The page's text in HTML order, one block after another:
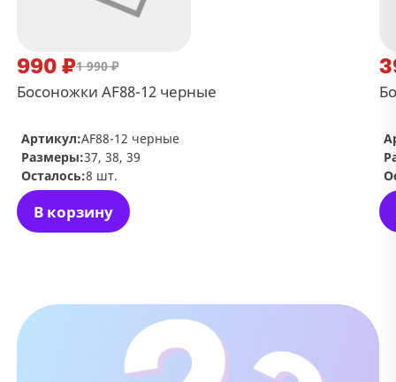
990 ₽1 990 ₽
Босоножки AF88-12 черные
В корзину
Артикул:AF88-12 черные
Размеры:37, 38, 39
Осталось:8 шт.